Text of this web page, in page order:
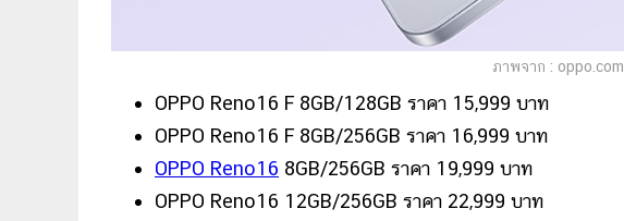
ภาพจาก : oppo.com
OPPO Reno16 F 8GB/128GB ราคา 15,999 บาท
OPPO Reno16 F 8GB/256GB ราคา 16,999 บาท
OPPO Reno16 8GB/256GB ราคา 19,999 บาท
OPPO Reno16 12GB/256GB ราคา 22,999 บาท